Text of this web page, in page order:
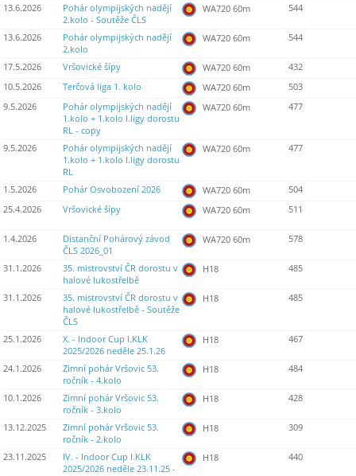
13.6.2026
Pohár olympijských nadějí
2.kolo - Soutěže ČLS
WA720 60m 544
13.6.2026
Pohár olympijských nadějí
2.kolo
WA720 60m 544
17.5.2026 Vršovické šípy WA720 60m
432
10.5.2026
Terčová liga 1. kolo WA720 60m
503
9.5.2026
Pohár olympijských nadějí
1.kolo + 1.kolo I.ligy dorostu
RL - copy
WA720 60m 477
9.5.2026
Pohár olympijských nadějí
1.kolo + 1.kolo I.ligy dorostu
RL
WA720 60m 477
1.5.2026 Pohár Osvobození 2026 WA720 60m
504
25.4.2026
Vršovické šípy WA720 60m 511
1.4.2026
Distanční Pohárový závod
ČLS 2026_01
WA720 60m 578
31.1.2026
35. mistrovství ČR dorostu v
halové lukostřelbě
H18 485
31.1.2026
35. mistrovství ČR dorostu v
halové lukostřelbě - Soutěže
ČLS
H18 485
25.1.2026
X. - Indoor Cup I.KLK
2025/2026 neděle 25.1.26
H18 467
24.1.2026
Zimní pohár Vršovic 53.
ročník - 4.kolo
H18 484
10.1.2026
Zimní pohár Vršovic 53.
ročník - 3.kolo
H18 428
13.12.2025
Zimní pohár Vršovic 53.
ročník - 2.kolo
H18 309
23.11.2025
IV. - Indoor Cup I.KLK
2025/2026 neděle 23.11.25 -
H18 440